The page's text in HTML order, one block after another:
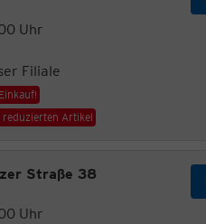
Uhr
Filiale
Artikel
Straße 38
Uhr